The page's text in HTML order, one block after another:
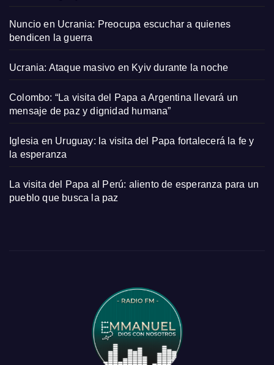
Nuncio en Ucrania: Preocupa escuchar a quienes
bendicen la guerra
Ucrania: Ataque masivo en Kyiv durante la noche
Colombo: “La visita del Papa a Argentina llevará un
mensaje de paz y dignidad humana”
Iglesia en Uruguay: la visita del Papa fortalecerá la fe y
la esperanza
La visita del Papa al Perú: aliento de esperanza para un
pueblo que busca la paz